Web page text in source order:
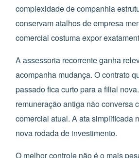
complexidade de companhia
conservam atalhos de empresa
comercial costuma expor
A assessoria recorrente ganha
acompanha mudança. O contrato
passado fica curto para a filial
remuneração antiga não conversa
comercial atual. A ata simplificada
nova rodada de investimento.
O melhor controle não é o mais